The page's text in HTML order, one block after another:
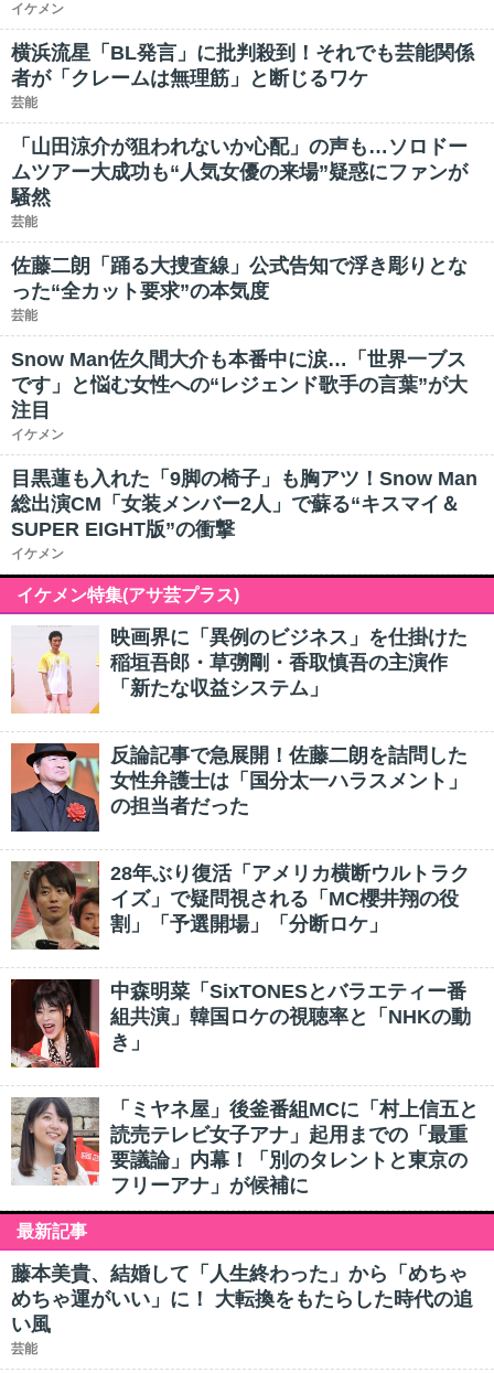
イケメン
横浜流星「BL発言」に批判殺到！それでも芸能関係
者が「クレームは無理筋」と断じるワケ
芸能
「山田涼介が狙われないか心配」の声も…ソロドー
ムツアー大成功も“人気女優の来場”疑惑にファンが
騒然
芸能
佐藤二朗「踊る大捜査線」公式告知で浮き彫りとな
った“全カット要求”の本気度
芸能
Snow Man佐久間大介も本番中に涙…「世界一ブス
です」と悩む女性への“レジェンド歌手の言葉”が大
注目
イケメン
目黒蓮も入れた「9脚の椅子」も胸アツ！Snow Man
総出演CM「女装メンバー2人」で蘇る“キスマイ＆
SUPER EIGHT版”の衝撃
イケメン
イケメン特集(アサ芸プラス)
映画界に「異例のビジネス」を仕掛けた
稲垣吾郎・草彅剛・香取慎吾の主演作
「新たな収益システム」
反論記事で急展開！佐藤二朗を詰問した
女性弁護士は「国分太一ハラスメント」
の担当者だった
28年ぶり復活「アメリカ横断ウルトラク
イズ」で疑問視される「MC櫻井翔の役
割」「予選開場」「分断ロケ」
中森明菜「SixTONESとバラエティー番
組共演」韓国ロケの視聴率と「NHKの動
き」
「ミヤネ屋」後釜番組MCに「村上信五と
読売テレビ女子アナ」起用までの「最重
要議論」内幕！「別のタレントと東京の
フリーアナ」が候補に
最新記事
藤本美貴、結婚して「人生終わった」から「めちゃ
めちゃ運がいい」に！ 大転換をもたらした時代の追
い風
芸能